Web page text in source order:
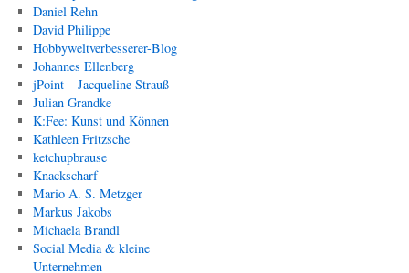
Daniel Rehn
David Philippe
Hobbyweltverbesserer-Blog
Johannes Ellenberg
jPoint – Jacqueline Strauß
Julian Grandke
K:Fee: Kunst und Können
Kathleen Fritzsche
ketchupbrause
Knackscharf
Mario A. S. Metzger
Markus Jakobs
Michaela Brandl
Social Media & kleine
Unternehmen